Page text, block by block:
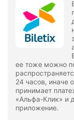
ее тоже можно
24 часов, иначе
принимает
«Альфа-Клик» и
приложение.